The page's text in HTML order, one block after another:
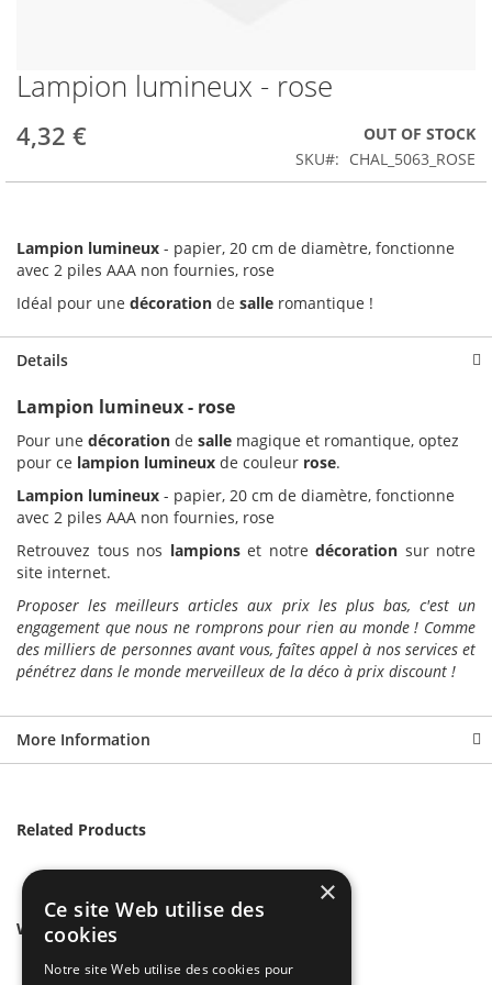
Skip
to
the
beginning
Lampion lumineux - rose
4,32 €
OUT OF STOCK
SKU
CHAL_5063_ROSE
Lampion lumineux - papier, 20 cm de diamètre, fonctionne
avec 2 piles AAA non fournies, rose
Idéal pour une décoration de salle romantique !
Details
Lampion lumineux - rose
Pour une décoration de salle magique et romantique, optez
pour ce lampion lumineux de couleur rose.
Lampion lumineux - papier, 20 cm de diamètre, fonctionne
avec 2 piles AAA non fournies, rose
Retrouvez tous nos lampions et notre décoration sur notre
site internet.
Proposer les meilleurs articles aux prix les plus bas, c'est un
engagement que nous ne romprons pour rien au monde ! Comme
des milliers de personnes avant vous, faîtes appel à nos services et
pénétrez dans le monde merveilleux de la déco à prix discount !
More Information
Related Products
We found other products you might like!
×
Ce site Web utilise des
cookies
Notre site Web utilise des cookies pour